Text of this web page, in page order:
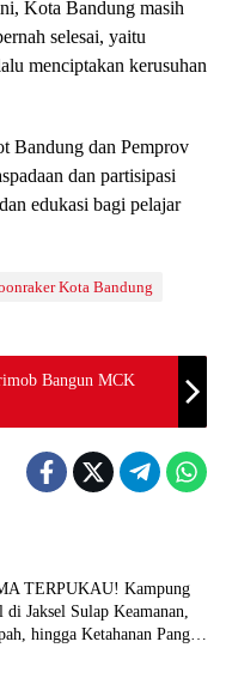
Kota Bandung masih
selesai, yaitu
menciptakan kerusuhan
Bandung dan Pemprov
dan partisipasi
edukasi bagi pelajar
Kota Bandung
Bangun MCK
TERPUKAU! Kampung
di Jaksel Sulap Keamanan,
hingga Ketahanan Pangan